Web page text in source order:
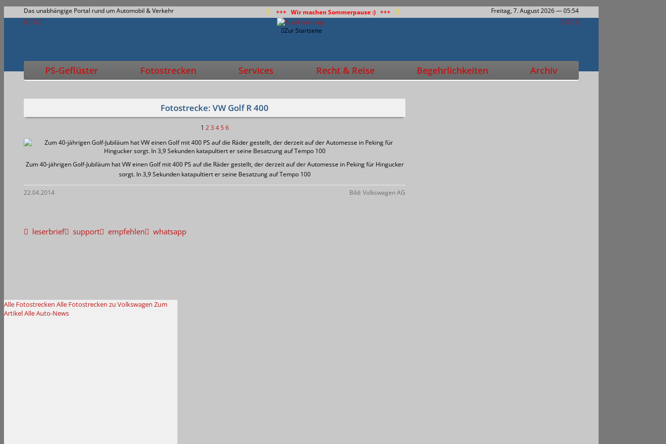
Das unabhängige Portal rund um Automobil & Verkehr +++ Wir machen Sommerpause :) +++ Freitag, 7. August 2026— 05:54
Zur Startseite
PS-Geflüster Fotostrecken Services Recht & Reise Begehrlichkeiten Archiv
Fotostrecke: VW Golf R 400
1 2 3 4 5 6
Zum 40-jährigen Golf-Jubiläum hat VW einen Golf mit 400 PS auf die Räder gestellt, der derzeit auf der Automesse in Peking für Hingucker
sorgt. In 3,9 Sekunden katapultiert er seine Besatzung auf Tempo 100
22.04.2014 Bild: Volkswagen AG
leserbrief support empfehlen whatsapp
Alle Fotostrecken Alle Fotostrecken zu Volkswagen Zum
ArtikelAlle Auto-News